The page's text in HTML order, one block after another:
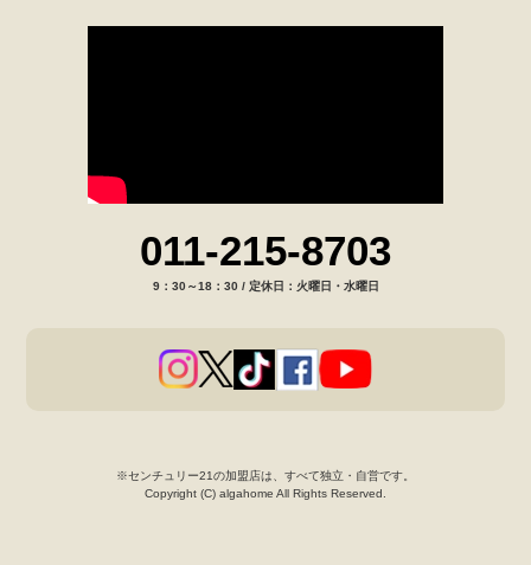
011-215-8703
9：30～18：30 / 定休日：火曜日・水曜日
※センチュリー21の加盟店は、すべて独立・自営です。
Copyright (C) algahome All Rights Reserved.